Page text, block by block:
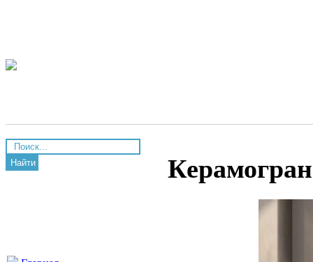
Найти